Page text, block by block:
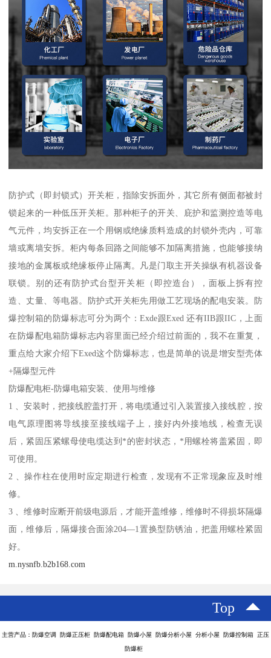
防护式（即封锁式）开关柜，指除安拆面外，其它所有侧面都被封
锁起来的一种低压开关柜。那种柜子的开关、庇护和监测控造等电
气元件，均安拆正在一个用钢或绝缘质料造成的封锁外壳内，可靠
墙或离墙安拆。柜内每条回路之间能够不加隔离措施，也能够接纳
接地的金属板或绝缘板停止隔离。凡是门取主开关操纵有机器设备
联锁。别的还有防护式台型开关柜（即控造台），面板上拆有控
造、丈量、等电器。防护式开关柜先用做工艺现场的配电安装。防
爆控制箱的防爆标志可分为两个：Exde跟Exed 还有IIB跟IIC，上面
在防爆配电箱防爆标志内容里面已经介绍过前面的，我不在重复，
重点给大家介绍下Exed这个防爆标志，也是简单的说是增安型壳体
+隔爆型元件
防爆配电柜-防爆电箱安装、使用与维修
1 、安装时，把接线腔盖打开，将电缆通过引入装置接入接线腔，按
电气原理图将导线接至接线端子上，接好内外接地线，检查无误
后，紧固压紧螺母使电缆达到*的密封状态，*用螺栓将盖紧固，即
可使用。
2 、操作柱在使用时应定期进行检查，发现有不正常现象应及时维
修。
3 、维修时应断开前级电源后，才能开盖维修，维修时不得损坏隔爆
面，维修后，隔爆接合面涂204—1置换型防锈油，把盖用螺栓紧固
好。
m.nysnfb.b2b168.com
Top
主营产品：防爆空调 防爆正压柜 防爆配电箱 防爆小屋 防爆分析小屋 分析小屋 防爆控制箱 正压
防爆柜